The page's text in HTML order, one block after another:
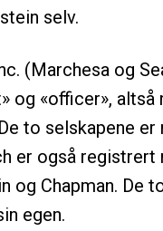
selv.
(Marchesa og
og «officer»,
to selskapene
er også
og Chapman. De
egen.